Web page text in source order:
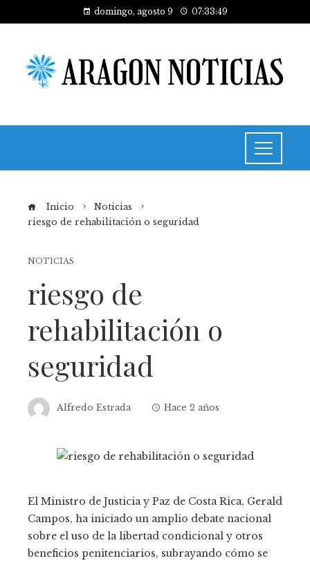
domingo, agosto 9 07:33:49
Inicio
Noticias
riesgo de rehabilitación o seguridad
NOTICIAS
riesgo de
rehabilitación o
seguridad
Alfredo Estrada Hace 2 años
El Ministro de Justicia y Paz de Costa Rica, Gerald
Campos, ha iniciado un amplio debate nacional
sobre el uso de la libertad condicional y otros
beneficios penitenciarios, subrayando cómo se